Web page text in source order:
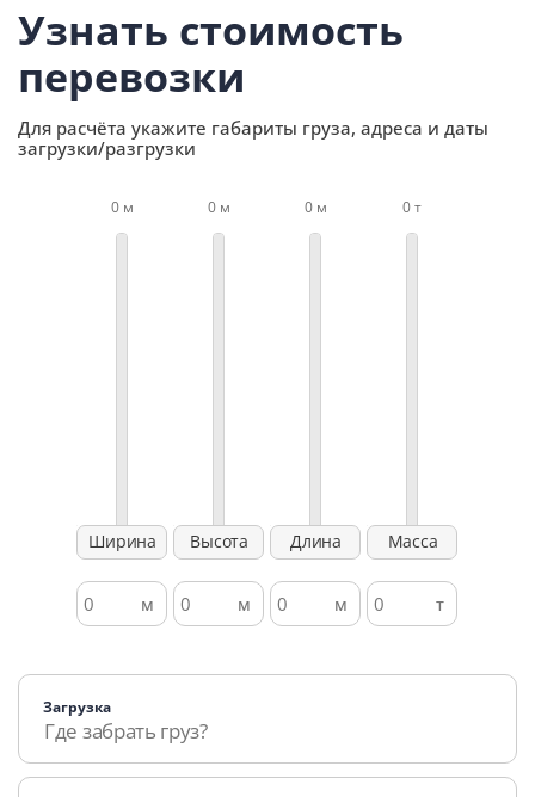
Узнать стоимость
перевозки
Для расчёта укажите габариты груза, адреса и даты
загрузки/разгрузки
0 м 0 м 0 м 0 т
Загрузка